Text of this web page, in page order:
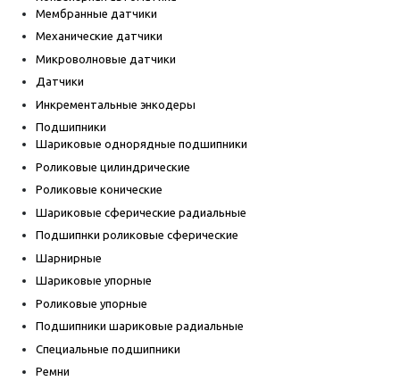
Мембранные датчики
Механические датчики
Микроволновые датчики
Датчики
Инкрементальные энкодеры
Подшипники
Шариковые однорядные подшипники
Роликовые цилиндрические
Роликовые конические
Шариковые сферические радиальные
Подшипнки роликовые сферические
Шарнирные
Шариковые упорные
Роликовые упорные
Подшипники шариковые радиальные
Специальные подшипники
Ремни